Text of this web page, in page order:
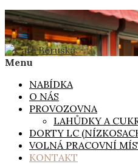
Skip
to
content
výrobků.
Menu
NABÍDKA
O NÁS
PROVOZOVNA
LAHŮDKY A
DORTY LC
VOLNÁ PRACOVNÍ
KONTAKT